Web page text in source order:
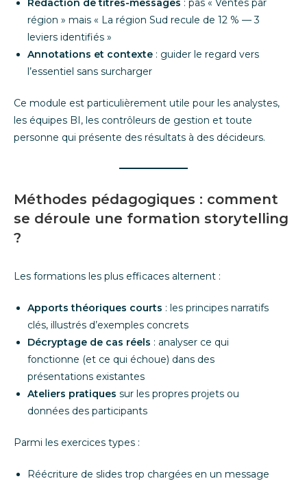
Rédaction de titres-messages : pas « Ventes par
région » mais « La région Sud recule de 12 % — 3
leviers identifiés »
Annotations et contexte : guider le regard vers
l’essentiel sans surcharger
Ce module est particulièrement utile pour les analystes,
les équipes BI, les contrôleurs de gestion et toute
personne qui présente des résultats à des décideurs.
Méthodes pédagogiques : comment
se déroule une formation storytelling
?
Les formations les plus efficaces alternent :
Apports théoriques courts : les principes narratifs
clés, illustrés d’exemples concrets
Décryptage de cas réels : analyser ce qui
fonctionne (et ce qui échoue) dans des
présentations existantes
Ateliers pratiques sur les propres projets ou
données des participants
Parmi les exercices types :
Réécriture de slides trop chargées en un message